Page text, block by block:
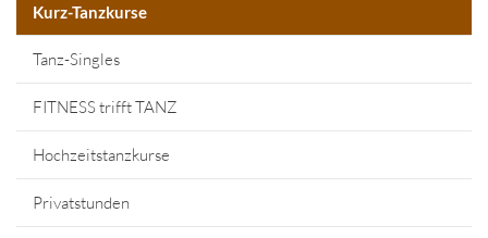
Kurz-Tanzkurse
Tanz-Singles
FITNESS trifft TANZ
Hochzeitstanzkurse
Privatstunden